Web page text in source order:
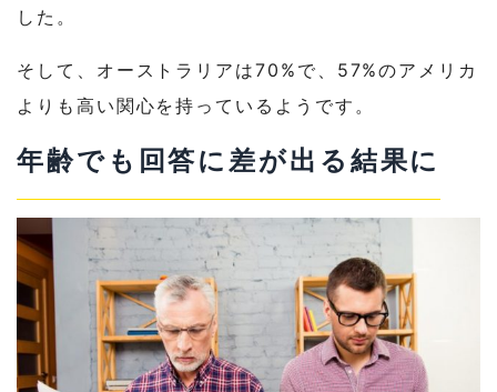
した。
そして、オーストラリアは70%で、57%のアメリカ
よりも高い関心を持っているようです。
年齢でも回答に差が出る結果に